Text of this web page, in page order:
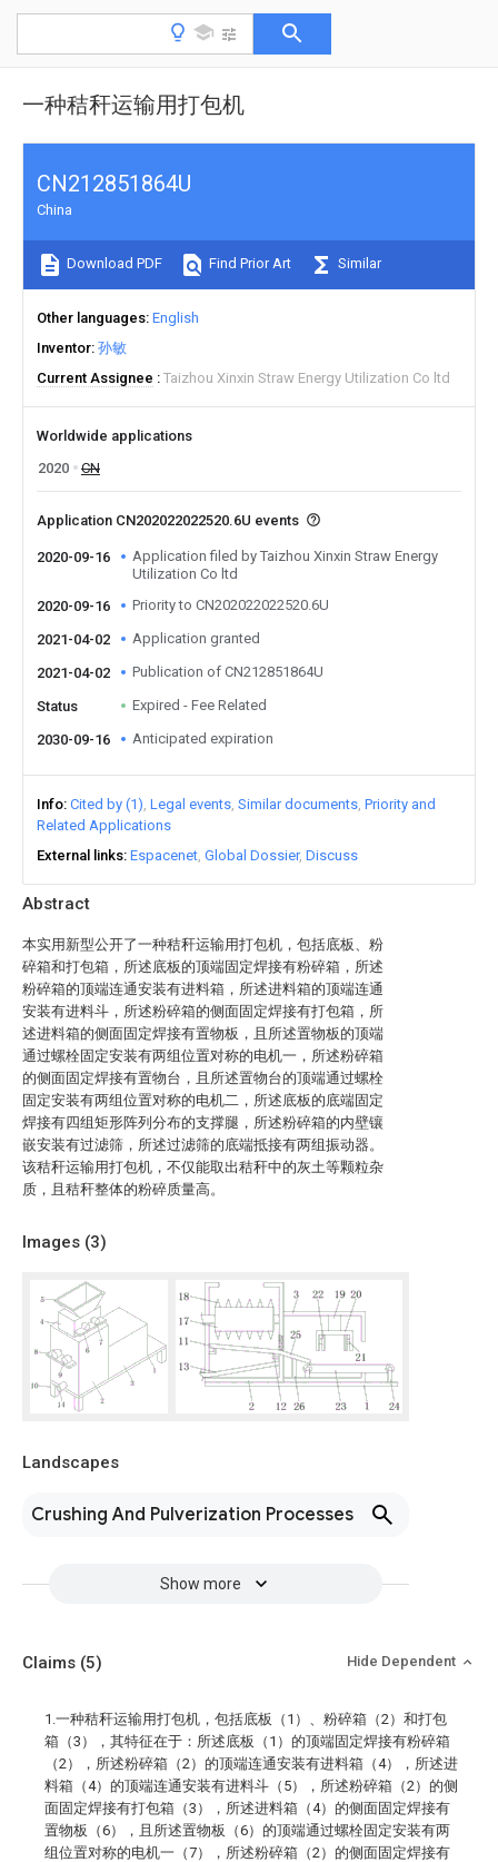
一种秸秆运输用打包机
Abstract
本实用新型公开了一种秸秆运输用打包机，包括底板、粉
碎箱和打包箱，所述底板的顶端固定焊接有粉碎箱，所述
粉碎箱的顶端连通安装有进料箱，所述进料箱的顶端连通
安装有进料斗，所述粉碎箱的侧面固定焊接有打包箱，所
述进料箱的侧面固定焊接有置物板，且所述置物板的顶端
通过螺栓固定安装有两组位置对称的电机一，所述粉碎箱
的侧面固定焊接有置物台，且所述置物台的顶端通过螺栓
固定安装有两组位置对称的电机二，所述底板的底端固定
焊接有四组矩形阵列分布的支撑腿，所述粉碎箱的内壁镶
嵌安装有过滤筛，所述过滤筛的底端抵接有两组振动器。
该秸秆运输用打包机，不仅能取出秸秆中的灰土等颗粒杂
质，且秸秆整体的粉碎质量高。
Images (3)
Landscapes
Crushing And Pulverization Processes
Show more
CN212851864U
China
Download PDF Find Prior Art Similar
Other languages English
Inventor 孙敏
Current Assignee
Taizhou Xinxin Straw Energy Utilization Co ltd
Worldwide applications
2020
CN
Application CN202022022520.6U events
2020-09-16
Application filed by Taizhou Xinxin Straw Energy
Utilization Co ltd
2020-09-16
Priority to CN202022022520.6U
2021-04-02 Application granted
2021-04-02 Publication of CN212851864U
Status Expired - Fee Related
2030-09-16 Anticipated expiration
Info Cited by (1) Legal events Similar documents Priority and
Related Applications
External links Espacenet Global Dossier Discuss
Claims (5) Hide Dependent
1.一种秸秆运输用打包机，包括底板（1）、粉碎箱（2）和打包
箱（3），其特征在于：所述底板（1）的顶端固定焊接有粉碎箱
（2），所述粉碎箱（2）的顶端连通安装有进料箱（4），所述进
料箱（4）的顶端连通安装有进料斗（5），所述粉碎箱（2）的侧
面固定焊接有打包箱（3），所述进料箱（4）的侧面固定焊接有
置物板（6），且所述置物板（6）的顶端通过螺栓固定安装有两
组位置对称的电机一（7），所述粉碎箱（2）的侧面固定焊接有